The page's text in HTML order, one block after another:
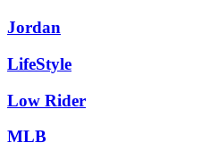
Jordan
LifeStyle
Low Rider
MLB